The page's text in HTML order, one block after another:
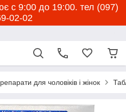
с 9:00 до 19:00. тел (097)
02-02
для чоловіків і жінок